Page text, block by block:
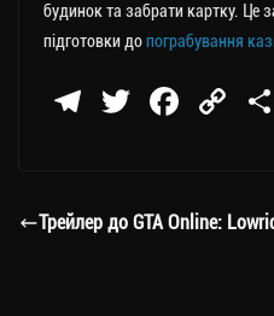
будинок та забрати картку. Це
підготовки допограбування
Te
a
T
er
Fa
ok
C
Li
Трейлер до GTA Online: